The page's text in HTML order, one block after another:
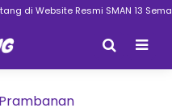
di Website Resmi SMAN 13